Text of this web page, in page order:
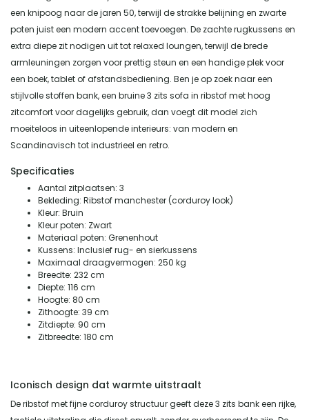
een knipoog naar de jaren 50, terwijl de strakke belijning en zwarte
poten juist een modern accent toevoegen. De zachte rugkussens en
extra diepe zit nodigen uit tot relaxed loungen, terwijl de brede
armleuningen zorgen voor prettig steun en een handige plek voor
een boek, tablet of afstandsbediening. Ben je op zoek naar een
stijlvolle stoffen bank, een bruine 3 zits sofa in ribstof met hoog
zitcomfort voor dagelijks gebruik, dan voegt dit model zich
moeiteloos in uiteenlopende interieurs: van modern en
Scandinavisch tot industrieel en retro.
Specificaties
Aantal zitplaatsen: 3
Bekleding: Ribstof manchester (corduroy look)
Kleur: Bruin
Kleur poten: Zwart
Materiaal poten: Grenenhout
Kussens: Inclusief rug- en sierkussens
Maximaal draagvermogen: 250 kg
Breedte: 232 cm
Diepte: 116 cm
Hoogte: 80 cm
Zithoogte: 39 cm
Zitdiepte: 90 cm
Zitbreedte: 180 cm
Iconisch design dat warmte uitstraalt
De ribstof met fijne corduroy structuur geeft deze 3 zits bank een rijke,